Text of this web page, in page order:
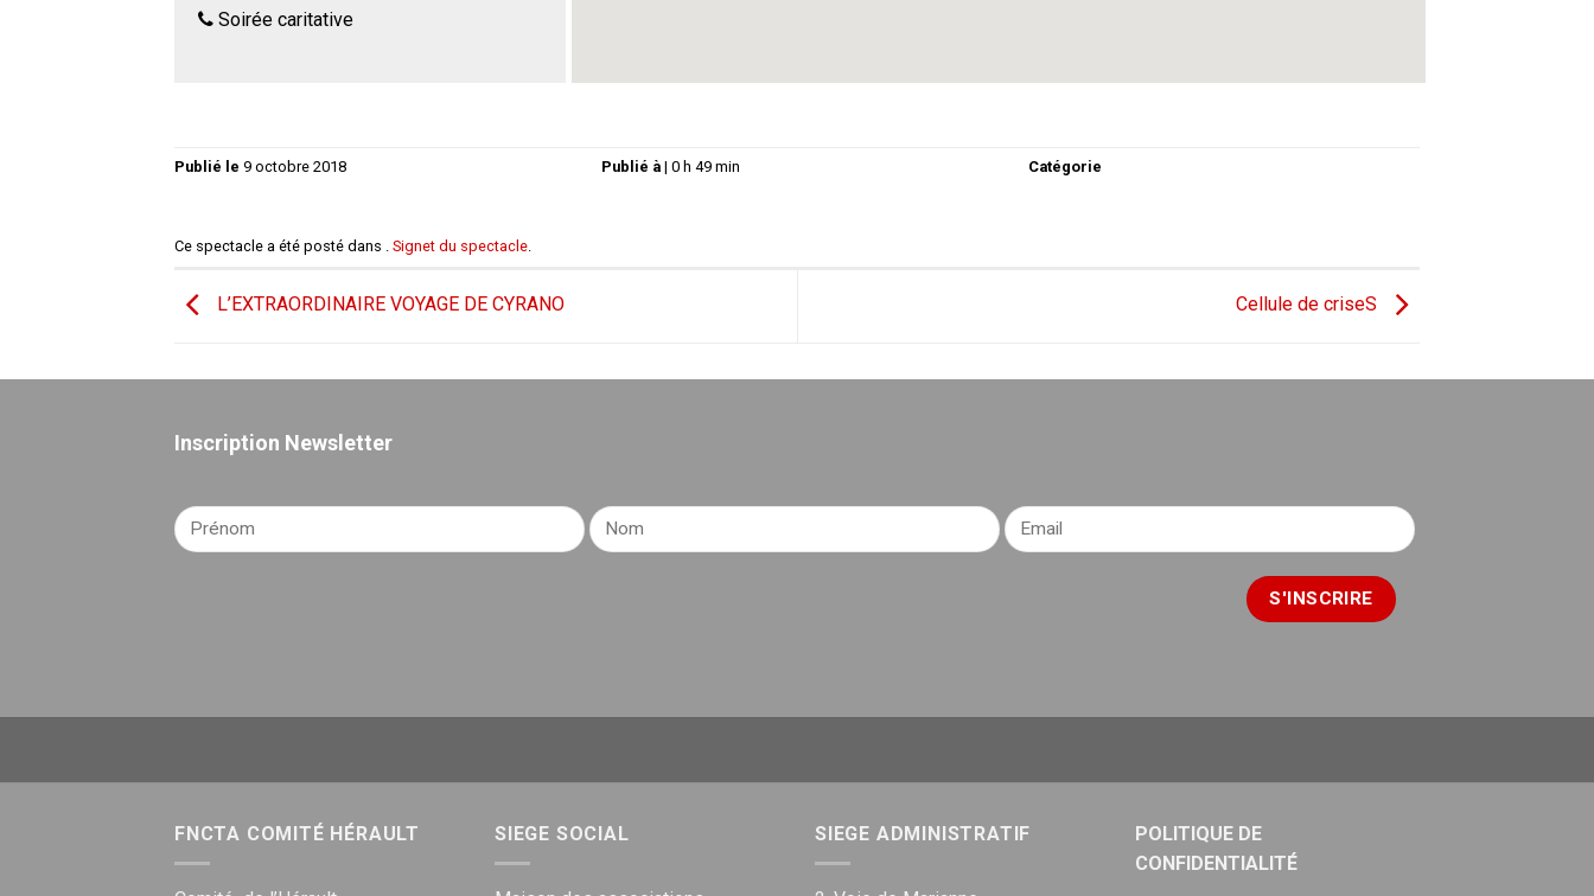
Soirée caritative
Publié le 9 octobre 2018 Publié à | 0 h 49 min Catégorie
Ce spectacle a été posté dans . Signet du spectacle
L’EXTRAORDINAIRE VOYAGE DE CYRANO Cellule de criseS
Inscription Newsletter
FNCTA COMITÉ HÉRAULT SIEGE SOCIAL SIEGE ADMINISTRATIF
POLITIQUE DE
CONFIDENTIALITÉ